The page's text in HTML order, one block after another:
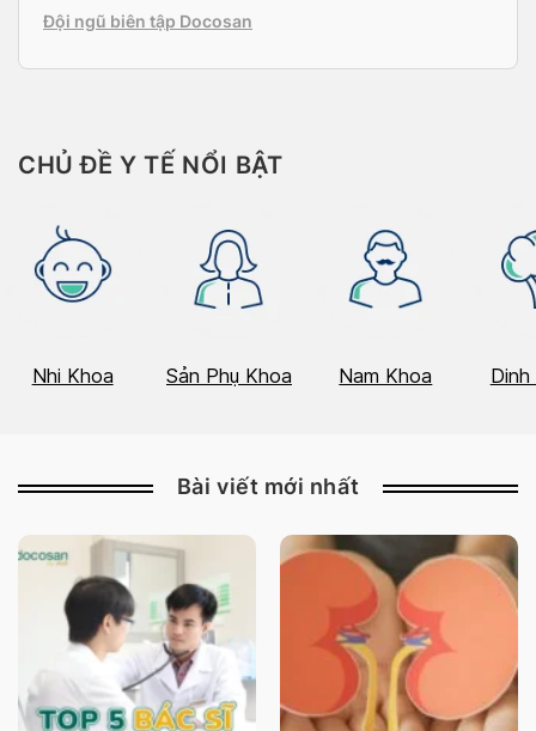
hưởng đến sinh hoạt thường ngày. Hãy cùng Docosan
tìm hiểu về hình ảnh viêm họng hạt sẽ giúp bạn nhận […]
Đội ngũ biên tập Docosan
CHỦ ĐỀ Y TẾ NỔI BẬT
Nhi Khoa Sản Phụ Khoa Nam Khoa Dinh
Bài viết mới nhất